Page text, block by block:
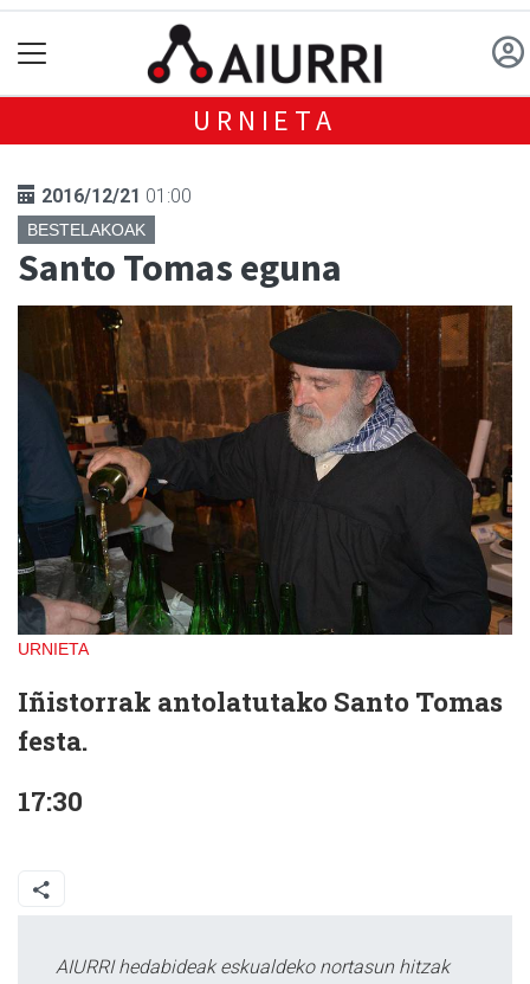
URNIETA
2016/12/21 01:00
BESTELAKOAK
Santo Tomas eguna
URNIETA
Iñistorrak antolatutako Santo Tomas
festa.
17:30
AIURRI hedabideak eskualdeko nortasun hitzak